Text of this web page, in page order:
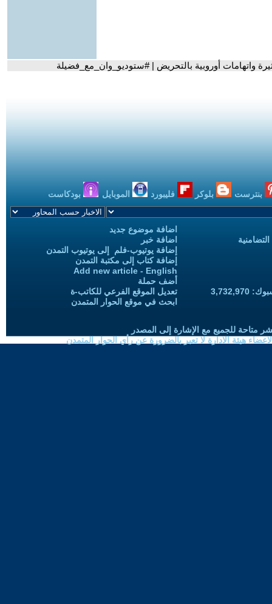
واتهامات أوروبية بالتحريض | #ستوديو_وان_مع_فضيلة
بنترست بلوكر فليبورد الموبايل بودكاست
اضافة موضوع جديد
اضافة خبر
إضافة يوتيوب-فلم إلى يوتيوب التمدن
إضافة كتاب إلى مكتبة التمدن
Add new article - English
أضف حملة
تعديل الموقع الفرعي للكاتب-ة
ابحث في موقع الحوار المتمدن
متاحة للجميع مع الإشارة إلى المصدر
هيئة الادارة لا تعبر بالضرورة عن رأي الحوار المتمدن